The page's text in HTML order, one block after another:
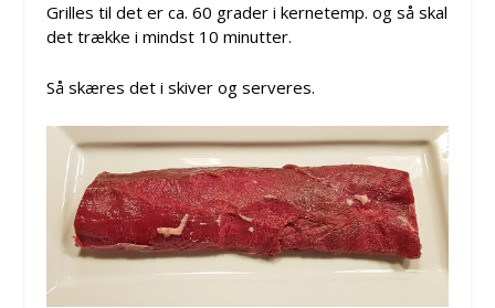
Grilles til det er ca. 60 grader i kernetemp. og så skal
det trække i mindst 10 minutter.
Så skæres det i skiver og serveres.